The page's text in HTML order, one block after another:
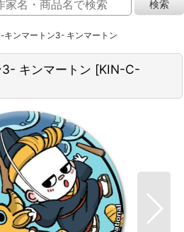
キンマートン3- キンマートン
キンマートン [KIN-C-